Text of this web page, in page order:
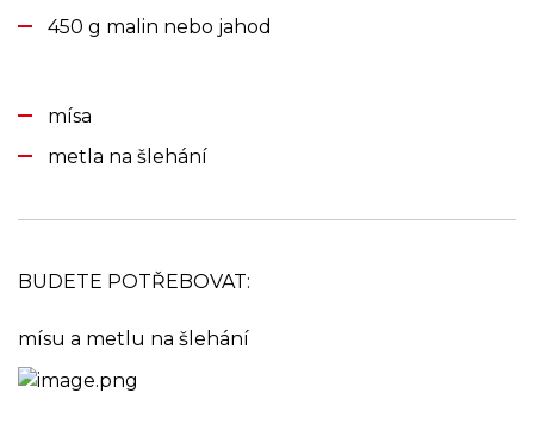
450 g malin nebo jahod
mísa
metla na šlehání
BUDETE POTŘEBOVAT:
mísu a metlu na šlehání